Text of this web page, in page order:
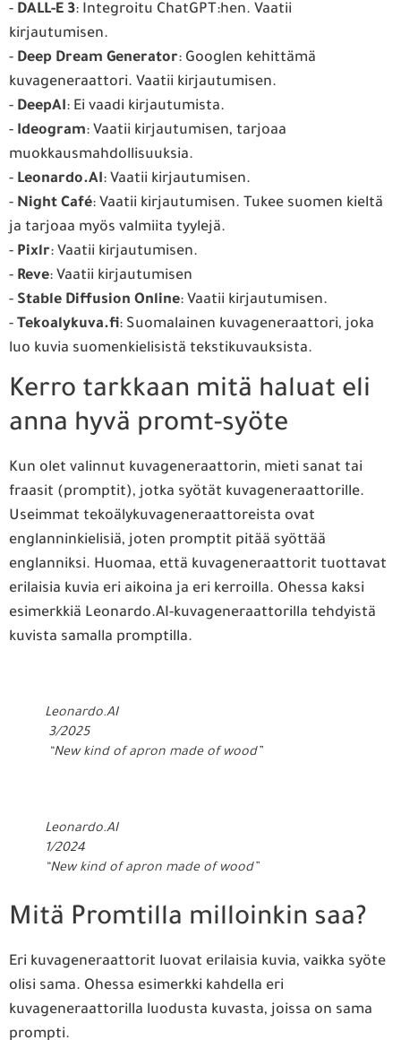
- DALL-E 3: Integroitu ChatGPT:hen. Vaatii
kirjautumisen.
- Deep Dream Generator: Googlen kehittämä
kuvageneraattori. Vaatii kirjautumisen.
- DeepAI: Ei vaadi kirjautumista.
- Ideogram: Vaatii kirjautumisen, tarjoaa
muokkausmahdollisuuksia.
- Leonardo.AI: Vaatii kirjautumisen.
- Night Café: Vaatii kirjautumisen. Tukee suomen kieltä
ja tarjoaa myös valmiita tyylejä.
- Pixlr: Vaatii kirjautumisen.
- Reve: Vaatii kirjautumisen
- Stable Diffusion Online: Vaatii kirjautumisen.
- Tekoalykuva.fi: Suomalainen kuvageneraattori, joka
luo kuvia suomenkielisistä tekstikuvauksista.
Kerro tarkkaan mitä haluat eli
anna hyvä promt-syöte
Kun olet valinnut kuvageneraattorin, mieti sanat tai
fraasit (promptit), jotka syötät kuvageneraattorille.
Useimmat tekoälykuvageneraattoreista ovat
englanninkielisiä, joten promptit pitää syöttää
englanniksi. Huomaa, että kuvageneraattorit tuottavat
erilaisia kuvia eri aikoina ja eri kerroilla. Ohessa kaksi
esimerkkiä Leonardo.AI-kuvageneraattorilla tehdyistä
kuvista samalla promptilla.
Leonardo.AI
3/2025
“New kind of apron made of wood”
Leonardo.AI
1/2024
“New kind of apron made of wood”
Mitä Promtilla milloinkin saa?
Eri kuvageneraattorit luovat erilaisia kuvia, vaikka syöte
olisi sama. Ohessa esimerkki kahdella eri
kuvageneraattorilla luodusta kuvasta, joissa on sama
prompti.